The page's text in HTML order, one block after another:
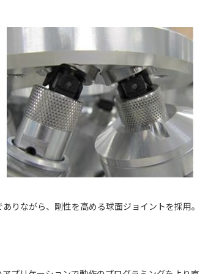
りながら、剛性を高める球面ジョイントを採用。